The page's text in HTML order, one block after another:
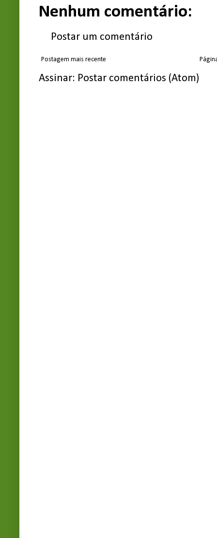
Nenhum comentário:
Postar um comentário
Postagem mais recente
Assinar: Postar comentários (Atom)